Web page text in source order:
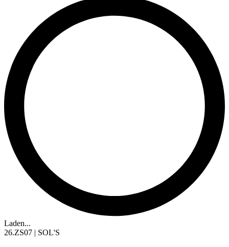
Laden...
26.ZS07 | SOL'S